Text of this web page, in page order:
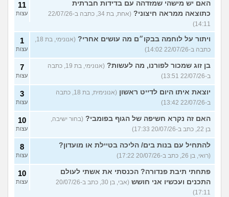
האם יש מישהי שמזדהה עם בדידות חברתית
כתוצאה ממראה חיצוני?
(אחת, בת 34, כתבה ב-22/07/26
14:11)
11
עצות
ויתור על לוחמה בבקו״ם מה עושים אחרי?
(אנונימי, בת 18,
כתבה ב-22/07/26 14:02)
1
עצות
בן זוג שמכור לפורנו, מה לעשות?
(אנונימי, בת 19, כתבה
ב-22/07/26 13:51)
7
עצות
יוצאת איתו היום לדייט ראשון
(אנונימית, בת 18, כתבה
ב-22/07/26 13:42)
3
עצות
האם זה נקרא חשיפה של הגוף בפומבי? (בחור ישיבה,
בן 22, כתב ב-20/07/26 17:33)
10
עצות
להתחיל עם בנות בים/ הליכה בטיילת או מועדון?
(רואי, בן 26, כתב ב-20/07/26 17:22)
8
עצות
פתחתי תיבת פנדורה? הכנסתי את אשתי לעולם
התכנים ועכשיו אני חושש
(אבי, בן 30, כתב ב-20/07/26
17:11)
10
עצות